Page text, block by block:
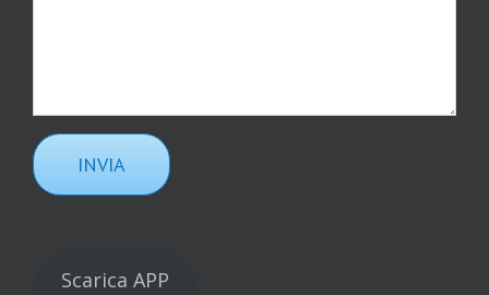
Scarica APP